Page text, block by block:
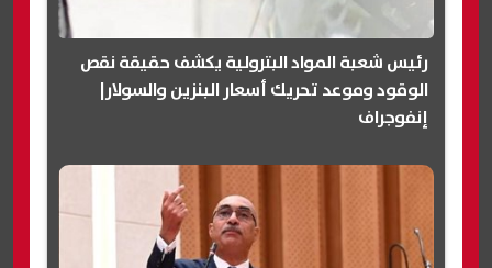
رئيس شعبة المواد البترولية يكشف حقيقة نقص
الوقود وموعد تحريك أسعار البنزين والسولار|
إنفوجراف